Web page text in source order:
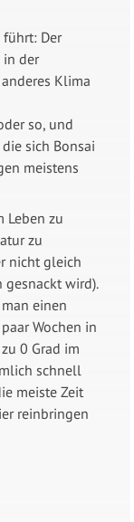
führt: Der
in der
Klima
so, und
sich Bonsai
meistens
Leben zu
zu
nicht gleich
gesnackt wird).
einen
Wochen in
0 Grad im
schnell
meiste Zeit
reinbringen